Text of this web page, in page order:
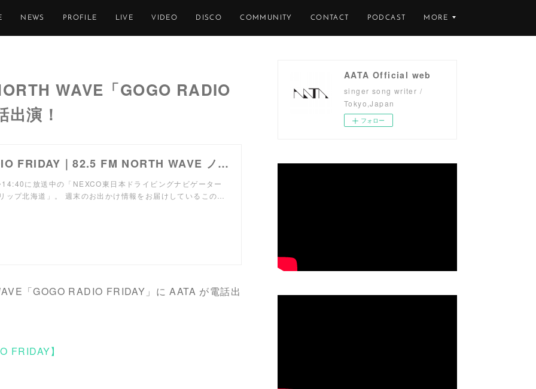
NEWS PROFILE LIVE VIDEO DISCO COMMUNITY CONTACT PODCAST MORE
WAVE「GOGO RADIO
演！
GOGO RADIO FRIDAY｜82.5 FM NORTH WAVE ノースウェーブ｜幅広い音楽とアーティストが集まる札幌のFMラジオステーション
に放送中の「NEXCO東日本ドライビングナビゲーター
ップ北海道」。 週末のお出かけ情報をお届けしているこの…
「GOGO RADIO FRIDAY」に AATA が電話出
FRIDAY】
AATA Official web
singer song writer /
Tokyo,Japan
フォロー